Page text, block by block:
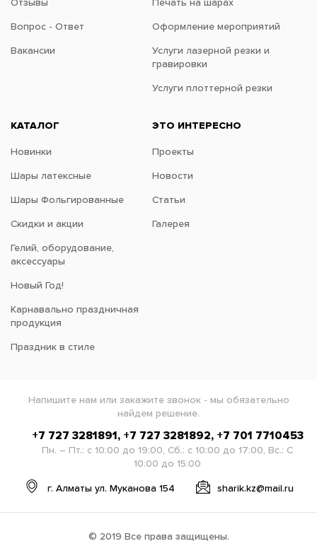
Отзывы
Вопрос - Ответ
Вакансии
Печать на шарах
Оформление мероприятий
Услуги лазерной резки и
гравировки
Услуги плоттерной резки
КАТАЛОГ
Новинки
Шары латексные
Шары Фольгированные
Скидки и акции
Гелий, оборудование,
аксессуары
Новый Год!
Карнавально праздничная
продукция
Праздник в стиле
ЭТО ИНТЕРЕСНО
Проекты
Новости
Статьи
Галерея
Напишите нам или закажите звонок - мы обязательно
найдем решение.
+7 727 3281891, +7 727 3281892, +7 701 7710453
Пн. – Пт.: с 10:00 до 19:00, Сб.: с 10:00 до 17:00, Вс.: С
10:00 до 15:00
г. Алматы ул. Муканова 154 sharik.kz@mail.ru
© 2019 Все права защищены.